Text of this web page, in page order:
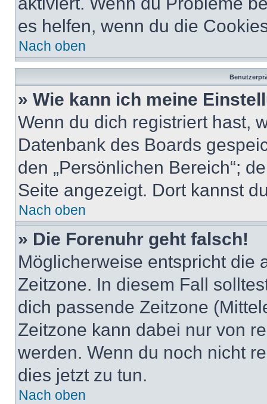
es helfen, wenn du die
Nach oben
» Wie kann ich meine
Wenn du dich registriert hast,
Datenbank des Boards
den „Persönlichen Bereich“;
Seite angezeigt. Dort kannst
Nach oben
» Die Forenuhr geht falsch!
Möglicherweise entspricht die
Zeitzone. In diesem Fall
dich passende Zeitzone
Zeitzone kann dabei nur von
werden. Wenn du noch nicht
dies jetzt zu tun.
Nach oben